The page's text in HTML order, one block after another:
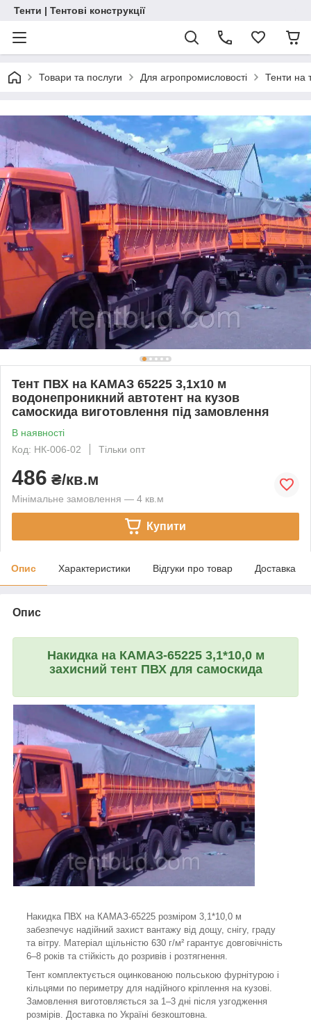
Тенти | Тентові конструкції
Товари та послуги Для агропромисловості Тенти на
Тент ПВХ на КАМАЗ 65225 3,1х10 м
водонепроникний автотент на кузов
самоскида виготовлення під замовлення
В наявності
Код: НК-006-02
Тільки опт
486 ₴/кв.м
Мінімальне замовлення — 4 кв.м
Купити
Опис Характеристики Відгуки про товар Доставка
Опис
Накидка на КАМАЗ-65225 3,1*10,0 м
захисний тент ПВХ для самоскида
Накидка ПВХ на КАМАЗ-65225 розміром 3,1*10,0 м
забезпечує надійний захист вантажу від дощу, снігу, граду
та вітру. Матеріал щільністю 630 г/м² гарантує довговічність
6–8 років та стійкість до розривів і розтягнення.
Тент комплектується оцинкованою польською фурнітурою і
кільцями по периметру для надійного кріплення на кузові.
Замовлення виготовляється за 1–3 дні після узгодження
розмірів. Доставка по Україні безкоштовна.